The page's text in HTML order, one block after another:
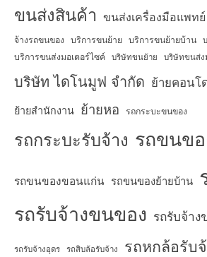
ขนส่งสินค้า ขนส่งเครื่องมือแพทย์
จ้างรถขนของ บริการขนย้าย บริการขนย้ายบ้าน
บริการขนส่งมอเตอร์ไซค์ บริษัทขนย้าย บริษัทขนส่ง
บริษัท ไดโนมูฟ จำกัด ย้ายคอนโ
ย้ายสำนักงาน ย้ายหอ รถกระบะขนของ
รถกระบะรับจ้าง รถขนขอ
รถขนของขอนแก่น รถขนของย้ายบ้าน
รถรับจ้างขนของ รถรับจ้า
รถรับจ้างอุดร รถสิบล้อรับจ้าง รถหกล้อรับ